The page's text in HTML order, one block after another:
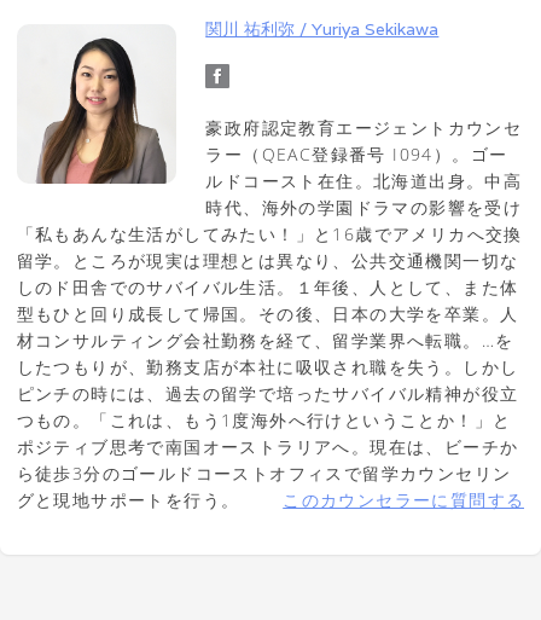
関川 祐利弥 / Yuriya Sekikawa
豪政府認定教育エージェントカウンセ
ラー（QEAC登録番号 I094）。ゴー
ルドコースト在住。北海道出身。中高
時代、海外の学園ドラマの影響を受け
「私もあんな生活がしてみたい！」と16歳でアメリカへ交換
留学。ところが現実は理想とは異なり、公共交通機関一切な
しのド田舎でのサバイバル生活。１年後、人として、また体
型もひと回り成長して帰国。その後、日本の大学を卒業。人
材コンサルティング会社勤務を経て、留学業界へ転職。…を
したつもりが、勤務支店が本社に吸収され職を失う。しかし
ピンチの時には、過去の留学で培ったサバイバル精神が役立
つもの。「これは、もう1度海外へ行けということか！」と
ポジティブ思考で南国オーストラリアへ。現在は、ビーチか
ら徒歩3分のゴールドコーストオフィスで留学カウンセリン
グと現地サポートを行う。
このカウンセラーに質問する